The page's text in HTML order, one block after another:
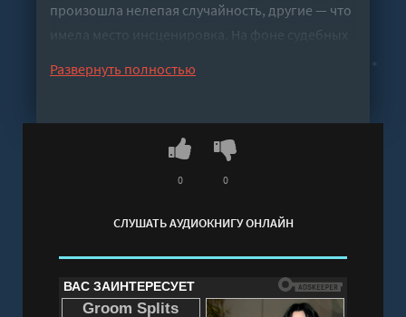
произошла нелепая случайность, другие — что
имела место инсценировка. На фоне судебных
убийство" онлайн бесплатно без регистрации -
Развернуть полностью
СЛУШАТЬ АУДИОКНИГУ ОНЛАЙН
0 0